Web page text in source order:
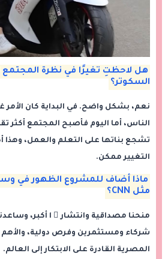
هل لاحظتِ تغيرًا في نظرة المجتمع
السكوتر؟
نعم، بشكل واضح. في البداية كان الأمر
الناس، أما اليوم فأصبح المجتمع أكثر
تشجع بناتها على التعلم والعمل، وهذا
التغيير ممكن.
ماذا أضاف للمشروع الظهور في
مثل CNN؟
منحنا مصداقية وانتشار ً ا أكبر،
شركاء ومستثمرين وفرص دولية،
المصرية القادرة على الابتكار إلى العالم.